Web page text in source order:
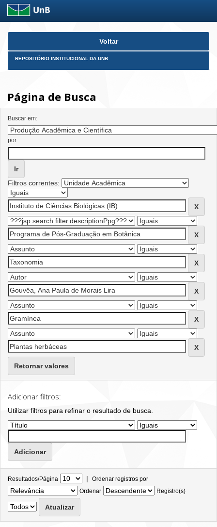
Skip
Voltar
REPOSITÓRIO INSTITUCIONAL DA UNB
Página de Busca
Buscar em:
por
Filtros correntes:
Retornar valores
Adicionar filtros:
Utilizar filtros para refinar o resultado de busca.
Resultados/Página | Ordenar registros por
Ordenar
Registro(s)